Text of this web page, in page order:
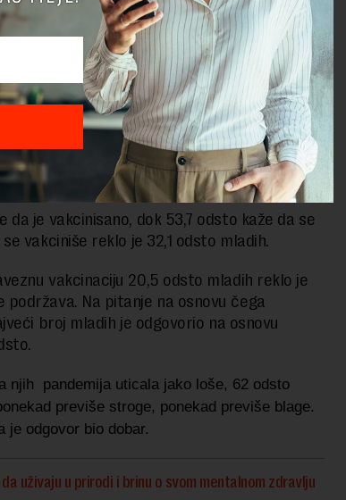
reklo je da je bilo izloženo fizičkom
bilo izloženo verbalnom nasilju. Uz to, 66
nekoj vrsti diskriminacije.
za zapošljavanje
da je vakcinisano, dok 53,7 odsto kaže da se
vakciniše reklo je 32,1 odsto mladih.
vakcinaciju 20,5 odsto mladih reklo je
podržava. Na pitanje na osnovu čega
broj mladih je odgovorio na osnovu
njih pandemija uticala jako loše, 62 odsto
previše stroge, ponekad previše blage.
je odgovor bio dobar.
uživaju u prirodi i brinu o svom mentalnom zdravlju